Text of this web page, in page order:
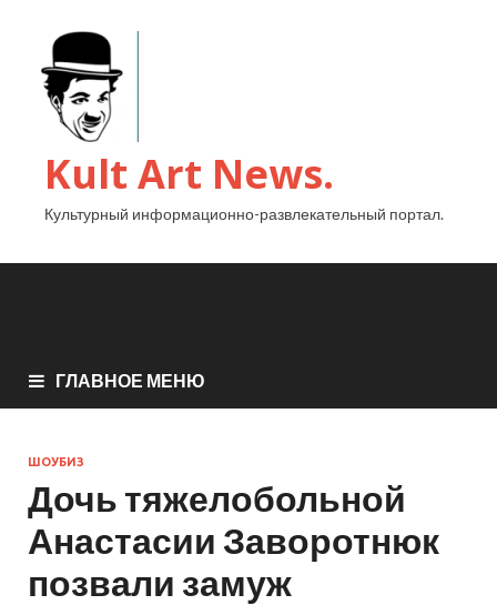
Kult Art News.
Культурный информационно-развлекательный портал.
ГЛАВНОЕ МЕНЮ
ШОУБИЗ
Дочь тяжелобольной
Анастасии Заворотнюк
позвали замуж